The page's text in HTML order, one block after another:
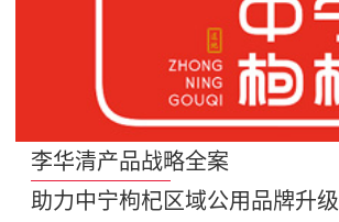
李华清产品战略全案
助力中宁枸杞区域公用品牌升级